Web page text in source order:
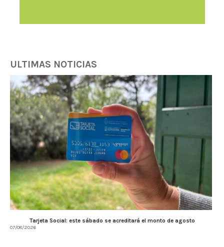
ULTIMAS NOTICIAS
Tarjeta Social: este sábado se acreditará el monto de agosto
07/08/2026